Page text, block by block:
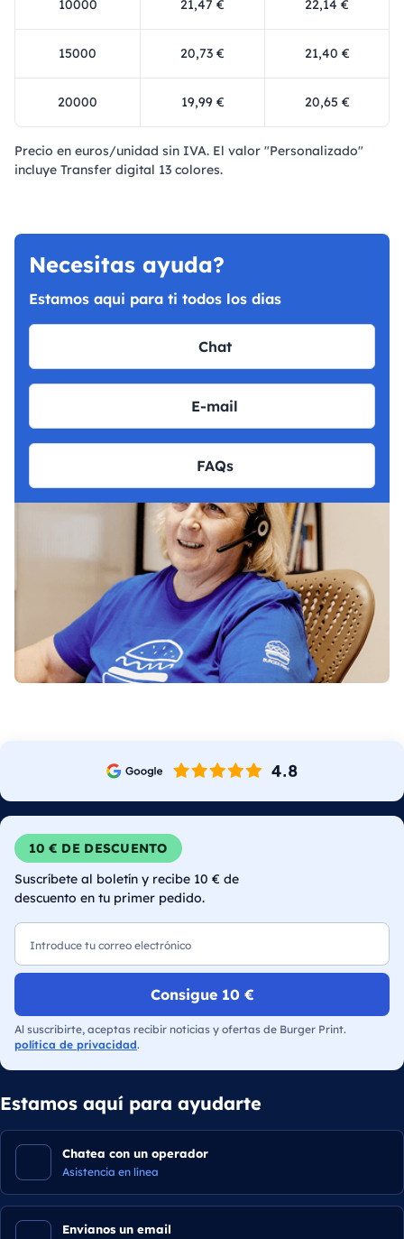
10000 21,47 € 22,14 €
15000 20,73 € 21,40 €
20000 19,99 € 20,65 €
Precio en euros/unidad sin IVA. El valor "Personalizado"
incluye Transfer digital 13 colores.
Necesitas ayuda?
Estamos aqui para ti todos los dias
Chat
E-mail
FAQs
10 € DE DESCUENTO
Suscríbete al boletín y recibe 10 € de
descuento en tu primer pedido.
Consigue 10 €
Al suscribirte, aceptas recibir noticias y ofertas de Burger Print.
política de privacidad.
Estamos aquí para ayudarte
Chatea con un operador
Asistencia en línea
Envianos un email